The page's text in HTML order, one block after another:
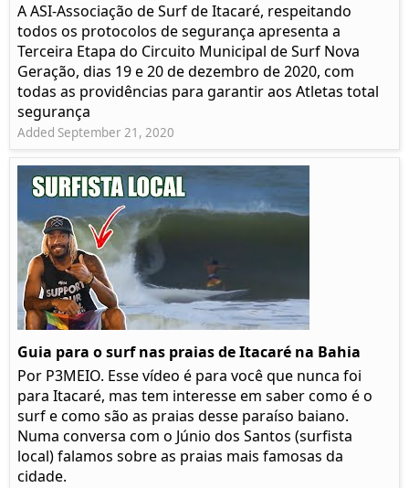
A ASI-Associação de Surf de Itacaré, respeitando
todos os protocolos de segurança apresenta a
Terceira Etapa do Circuito Municipal de Surf Nova
Geração, dias 19 e 20 de dezembro de 2020, com
todas as providências para garantir aos Atletas total
segurança
Added September 21, 2020
Guia para o surf nas praias de Itacaré na Bahia
Por P3MEIO. Esse vídeo é para você que nunca foi
para Itacaré, mas tem interesse em saber como é o
surf e como são as praias desse paraíso baiano.
Numa conversa com o Júnio dos Santos (surfista
local) falamos sobre as praias mais famosas da
cidade.